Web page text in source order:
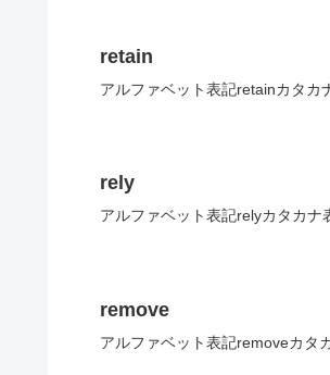
retain
アルファベット表記retainカタカ
rely
アルファベット表記relyカタカナ
remove
アルファベット表記removeカタ